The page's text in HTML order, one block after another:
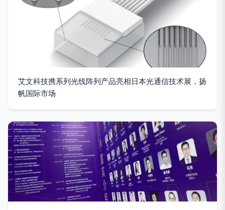
艾文科技携系列光线阵列产品亮相日本光通信技术展，扬
帆国际市场